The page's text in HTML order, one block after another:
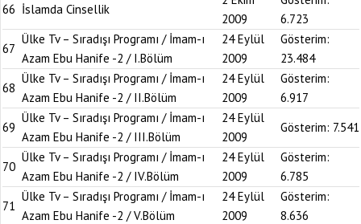
66 İslamda Cinsellik
2009
6.723
67
Ülke Tv – Sıradışı Programı / İmam-ı
Azam Ebu Hanife -2 / I.Bölüm
24 Eylül
2009
Gösterim:
23.484
68
Ülke Tv – Sıradışı Programı / İmam-ı
Azam Ebu Hanife -2 / II.Bölüm
24 Eylül
2009
Gösterim:
6.917
69
Ülke Tv – Sıradışı Programı / İmam-ı
Azam Ebu Hanife -2 / III.Bölüm
24 Eylül
2009
Gösterim: 7.541
70
Ülke Tv – Sıradışı Programı / İmam-ı
Azam Ebu Hanife -2 / IV.Bölüm
24 Eylül
2009
Gösterim:
6.785
71
Ülke Tv – Sıradışı Programı / İmam-ı
Azam Ebu Hanife -2 / V.Bölüm
24 Eylül
2009
Gösterim:
8.636